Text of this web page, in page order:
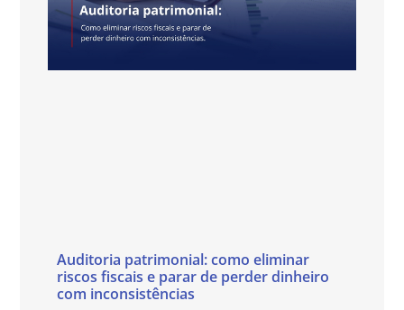
Auditoria patrimonial: como eliminar
riscos fiscais e parar de perder dinheiro
com inconsistências